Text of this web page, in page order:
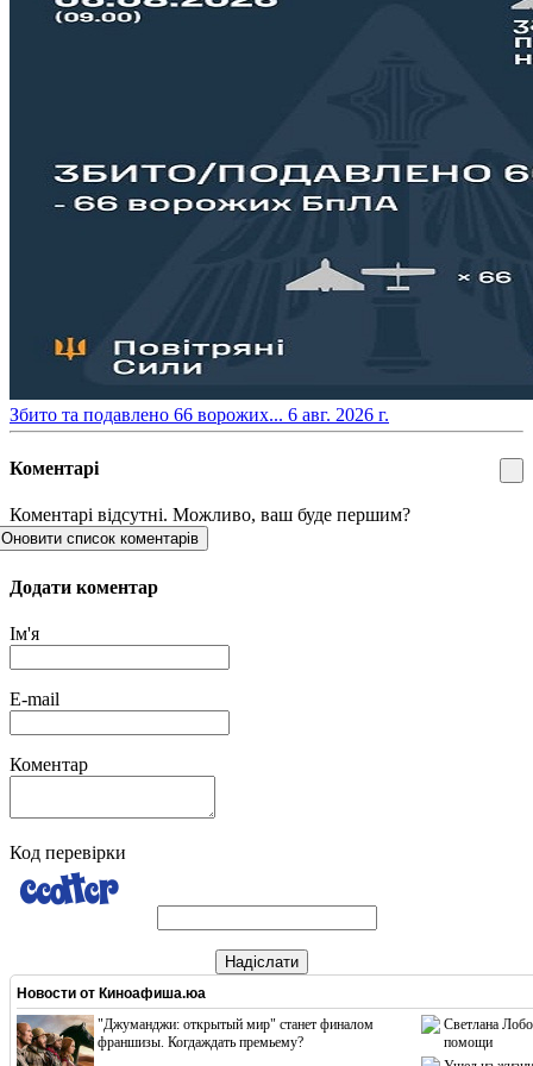
​Збито та подавлено 66 ворожих... 6 авг. 2026 г.
Коментарі
Коментарі відсутні. Можливо, ваш буде першим?
Оновити список коментарів
Додати коментар
Ім'я
E-mail
Коментар
Код перевірки
Надіслати
Новости от Киноафиша.юа
"Джуманджи: открытый мир" станет финалом
франшизы. Когдаждать премьему?
Светлана
помощи